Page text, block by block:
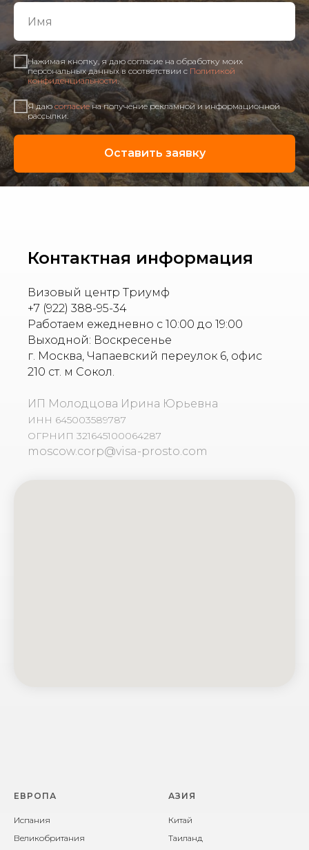
Нажимая кнопку, я даю согласие на обработку моих
персональных данных в соответствии с Политикой
конфиденциальности.
Я даюсогласиена получение рекламной и информационной
рассылки.
Оставить заявку
Контактная информация
Визовый центр Триумф
+7 (922) 388-95-34
Работаем ежедневно с 10:00 до 19:00
Выходной: Воскресенье
г. Москва, Чапаевский переулок 6, офис
210 ст. м Сокол.
ИП Молодцова Ирина Юрьевна
ИНН 645003589787
ОГРНИП 321645100064287
moscow.corp@visa-prosto.com
ЕВРОПА
Испания
Великобритания
АЗИЯ
Китай
Таиланд